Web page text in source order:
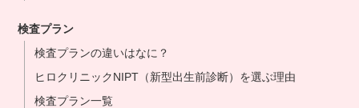
検査プラン
検査プランの違いはなに？
ヒロクリニックNIPT（新型出生前診断）を選ぶ理由
検査プラン一覧